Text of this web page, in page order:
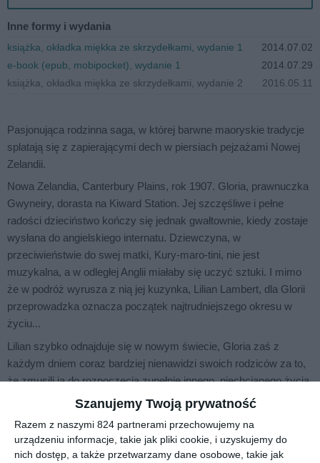
Szanujemy Twoją prywatność
Razem z naszymi 824 partnerami przechowujemy na
urządzeniu informacje, takie jak pliki cookie, i uzyskujemy do
nich dostęp, a także przetwarzamy dane osobowe, takie jak
Inne formy i wydania
książka, okładka miękka ze skrzydełkami, wydanie 1
2014.07.02
e-book (epub, mobipocket), wydanie 1
2014.07.29
książka, okładka miękka ze skrzydełkami, wydanie 2
2016.05.11
Pasjonująca rodzinna saga, w której barwne maoryskie tradycje
splatają się z zapierającymi dech w piersiach pejzażami Nowej
Zelandii.
Nowa Zelandia, Canterbury Plains, rok 1907. Gloria, prawnuczka
Gwyneiry, dorasta na Kiward Station. Jej szczęśliwe i pełne
radości dzieciństwo kończy się jednak gwałtownie, kiedy zostaje
wysłana do angielskiego internatu. Dziewczyna, w
przeciwieństwie do swej matki, Kury-maro-tini, nie jest
muzykalna, a w odległej Anglii miałaby się uczyć sztuki. I mimo
że w podróż wyrusza z nią jej kuzynka, Lilian Lambert, dla Glorii
przeprowadzka oznacza początek najtrudniejszego okresu w
życiu...
Lilian szybko odnajduje się w nowym świecie, Gloria zaś z
każdym dniem coraz bardziej nienawidzi swoich rodziców za to,
że zmusili ją do rozpoczęcia zupełnie innego, niechcianego życia.
Dziewczyna postanawia więc za wszelką cenę wrócić do Nowej
Zelandii. Potajemnie układa plan, w efekcie którego znajdzie się
jednak w ogromnym niebezpieczeństwie...
Los okazuje się przewrotny, a zdarzenia, które przynosi,